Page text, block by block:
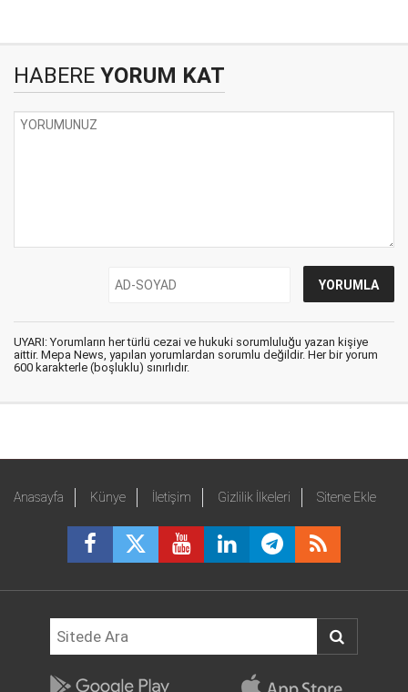
HABERE YORUM KAT
UYARI: Yorumların her türlü cezai ve hukuki sorumluluğu yazan kişiye
aittir. Mepa News, yapılan yorumlardan sorumlu değildir. Her bir yorum
600 karakterle (boşluklu) sınırlıdır.
Anasayfa Künye İletişim Gizlilik İlkeleri Sitene Ekle